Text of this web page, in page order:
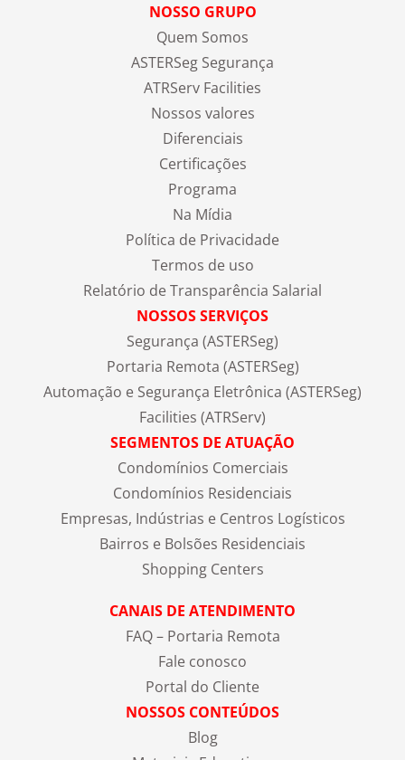
NOSSO GRUPO
Quem Somos
ASTERSeg Segurança
ATRServ Facilities
Nossos valores
Diferenciais
Certificações
Programa
Na Mídia
Política de Privacidade
Termos de uso
Relatório de Transparência Salarial
NOSSOS SERVIÇOS
Segurança (ASTERSeg)
Portaria Remota (ASTERSeg)
Automação e Segurança Eletrônica (ASTERSeg)
Facilities (ATRServ)
SEGMENTOS DE ATUAÇÃO
Condomínios Comerciais
Condomínios Residenciais
Empresas, Indústrias e Centros Logísticos
Bairros e Bolsões Residenciais
Shopping Centers
CANAIS DE ATENDIMENTO
FAQ – Portaria Remota
Fale conosco
Portal do Cliente
NOSSOS CONTEÚDOS
Blog